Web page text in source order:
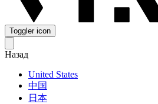
Toggler icon
Назад
United States
中国
日本